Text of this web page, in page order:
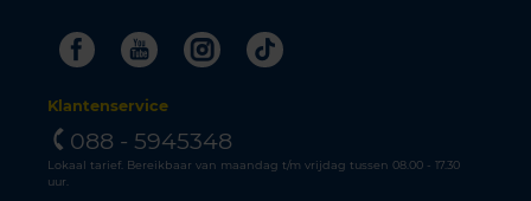
FacebookYoutubeInstagram
Tiktok
Klantenservice
088 - 5945348
Lokaal tarief. Bereikbaar van maandag t/m vrijdag tussen 08.00 - 17.30
uur.